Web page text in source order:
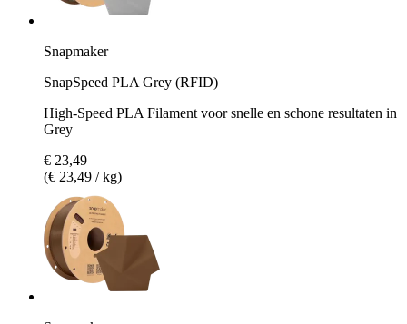
Snapmaker
SnapSpeed PLA Grey (RFID)
High-Speed PLA Filament voor snelle en schone resultaten in
Grey
€ 23,49
(€ 23,49 / kg)